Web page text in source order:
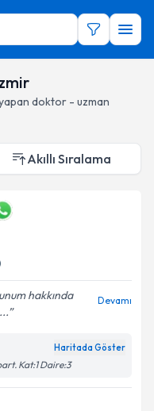
doktor - uzman
Akıllı Sıralama
hakkında
Devamı
Haritada Göster
Kat:1 Daire:3